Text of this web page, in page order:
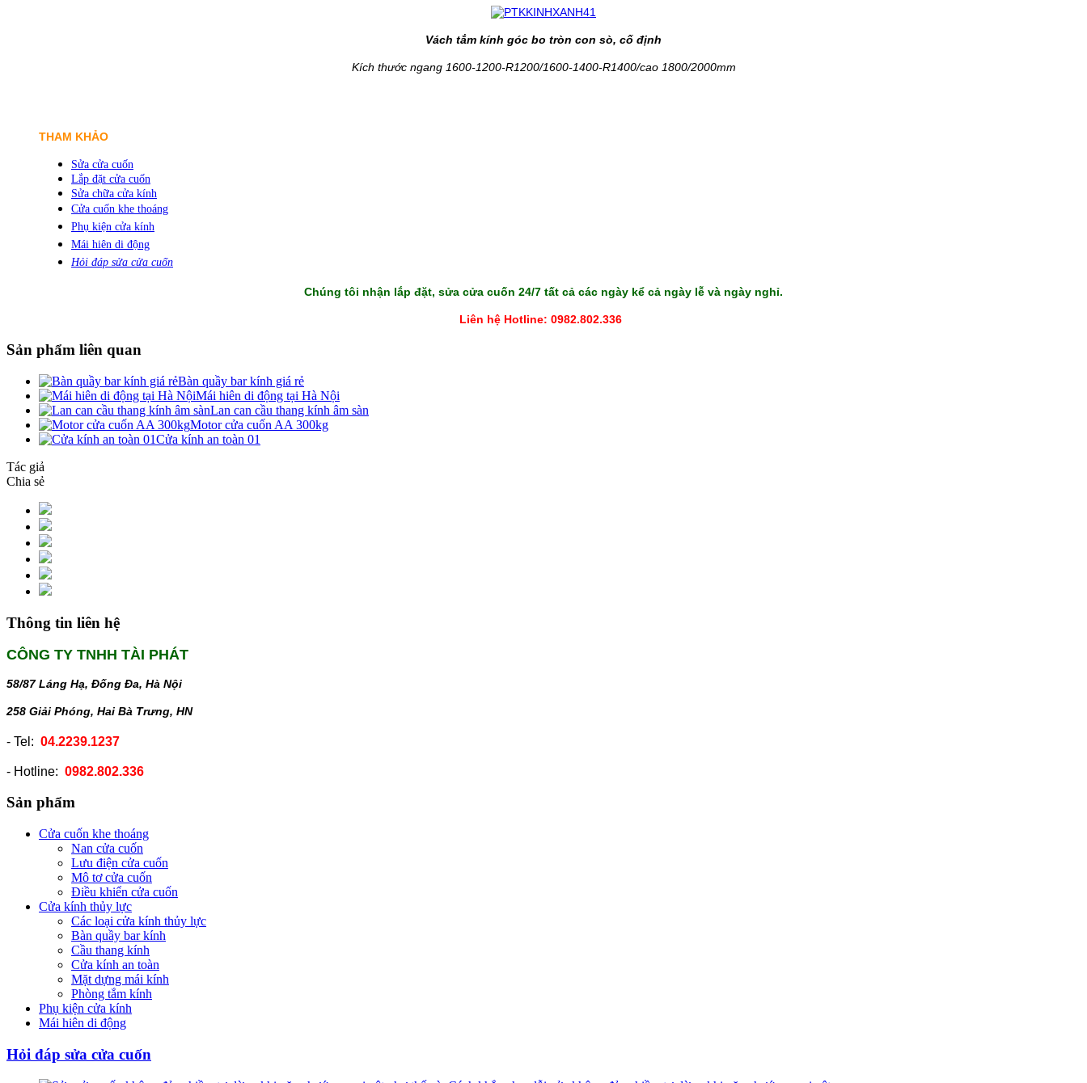
Vách tắm kính góc bo tròn con sò, cố định
Kích thước ngang 1600-1200-R1200/1600-1400-R1400/cao 1800/2000mm
THAM KHẢO
Sửa cửa cuốn
Lắp đặt cửa cuốn
Sửa chữa cửa kính
Cửa cuốn khe thoáng
Phụ kiện cửa kính
Mái hiên di động
Hỏi đáp sửa cửa cuốn
Chúng tôi nhận lắp đặt, sửa cửa cuốn 24/7 tất cả các ngày kể cả ngày lễ và ngày nghỉ.
Liên hệ Hotline: 0982.802.336
Sản phẩm liên quan
Bàn quầy bar kính giá rẻ
Mái hiên di động tại Hà Nội
Lan can cầu thang kính âm sàn
Motor cửa cuốn AA 300kg
Cửa kính an toàn 01
Tác giả
Chia sẻ
Thông tin liên hệ
CÔNG TY TNHH TÀI PHÁT
58/87 Láng Hạ, Đống Đa, Hà Nội
258 Giải Phóng, Hai Bà Trưng, HN
- Tel: 04.2239.1237
- Hotline: 0982.802.336
Sản phẩm
Cửa cuốn khe thoáng
Nan cửa cuốn
Lưu điện cửa cuốn
Mô tơ cửa cuốn
Điều khiển cửa cuốn
Cửa kính thủy lực
Các loại cửa kính thủy lực
Bàn quầy bar kính
Cầu thang kính
Cửa kính an toàn
Mặt dựng mái kính
Phòng tắm kính
Phụ kiện cửa kính
Mái hiên di động
Hỏi đáp sửa cửa cuốn